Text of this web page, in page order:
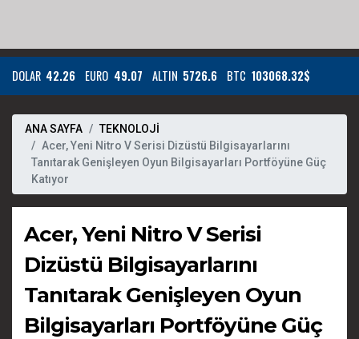
DOLAR 42.26 EURO 49.07 ALTIN 5726.6 BTC 103068.32$
ANA SAYFA
TEKNOLOJİ
Acer, Yeni Nitro V Serisi Dizüstü Bilgisayarlarını
Tanıtarak Genişleyen Oyun Bilgisayarları Portföyüne Güç
Katıyor
Acer, Yeni Nitro V Serisi
Dizüstü Bilgisayarlarını
Tanıtarak Genişleyen Oyun
Bilgisayarları Portföyüne Güç